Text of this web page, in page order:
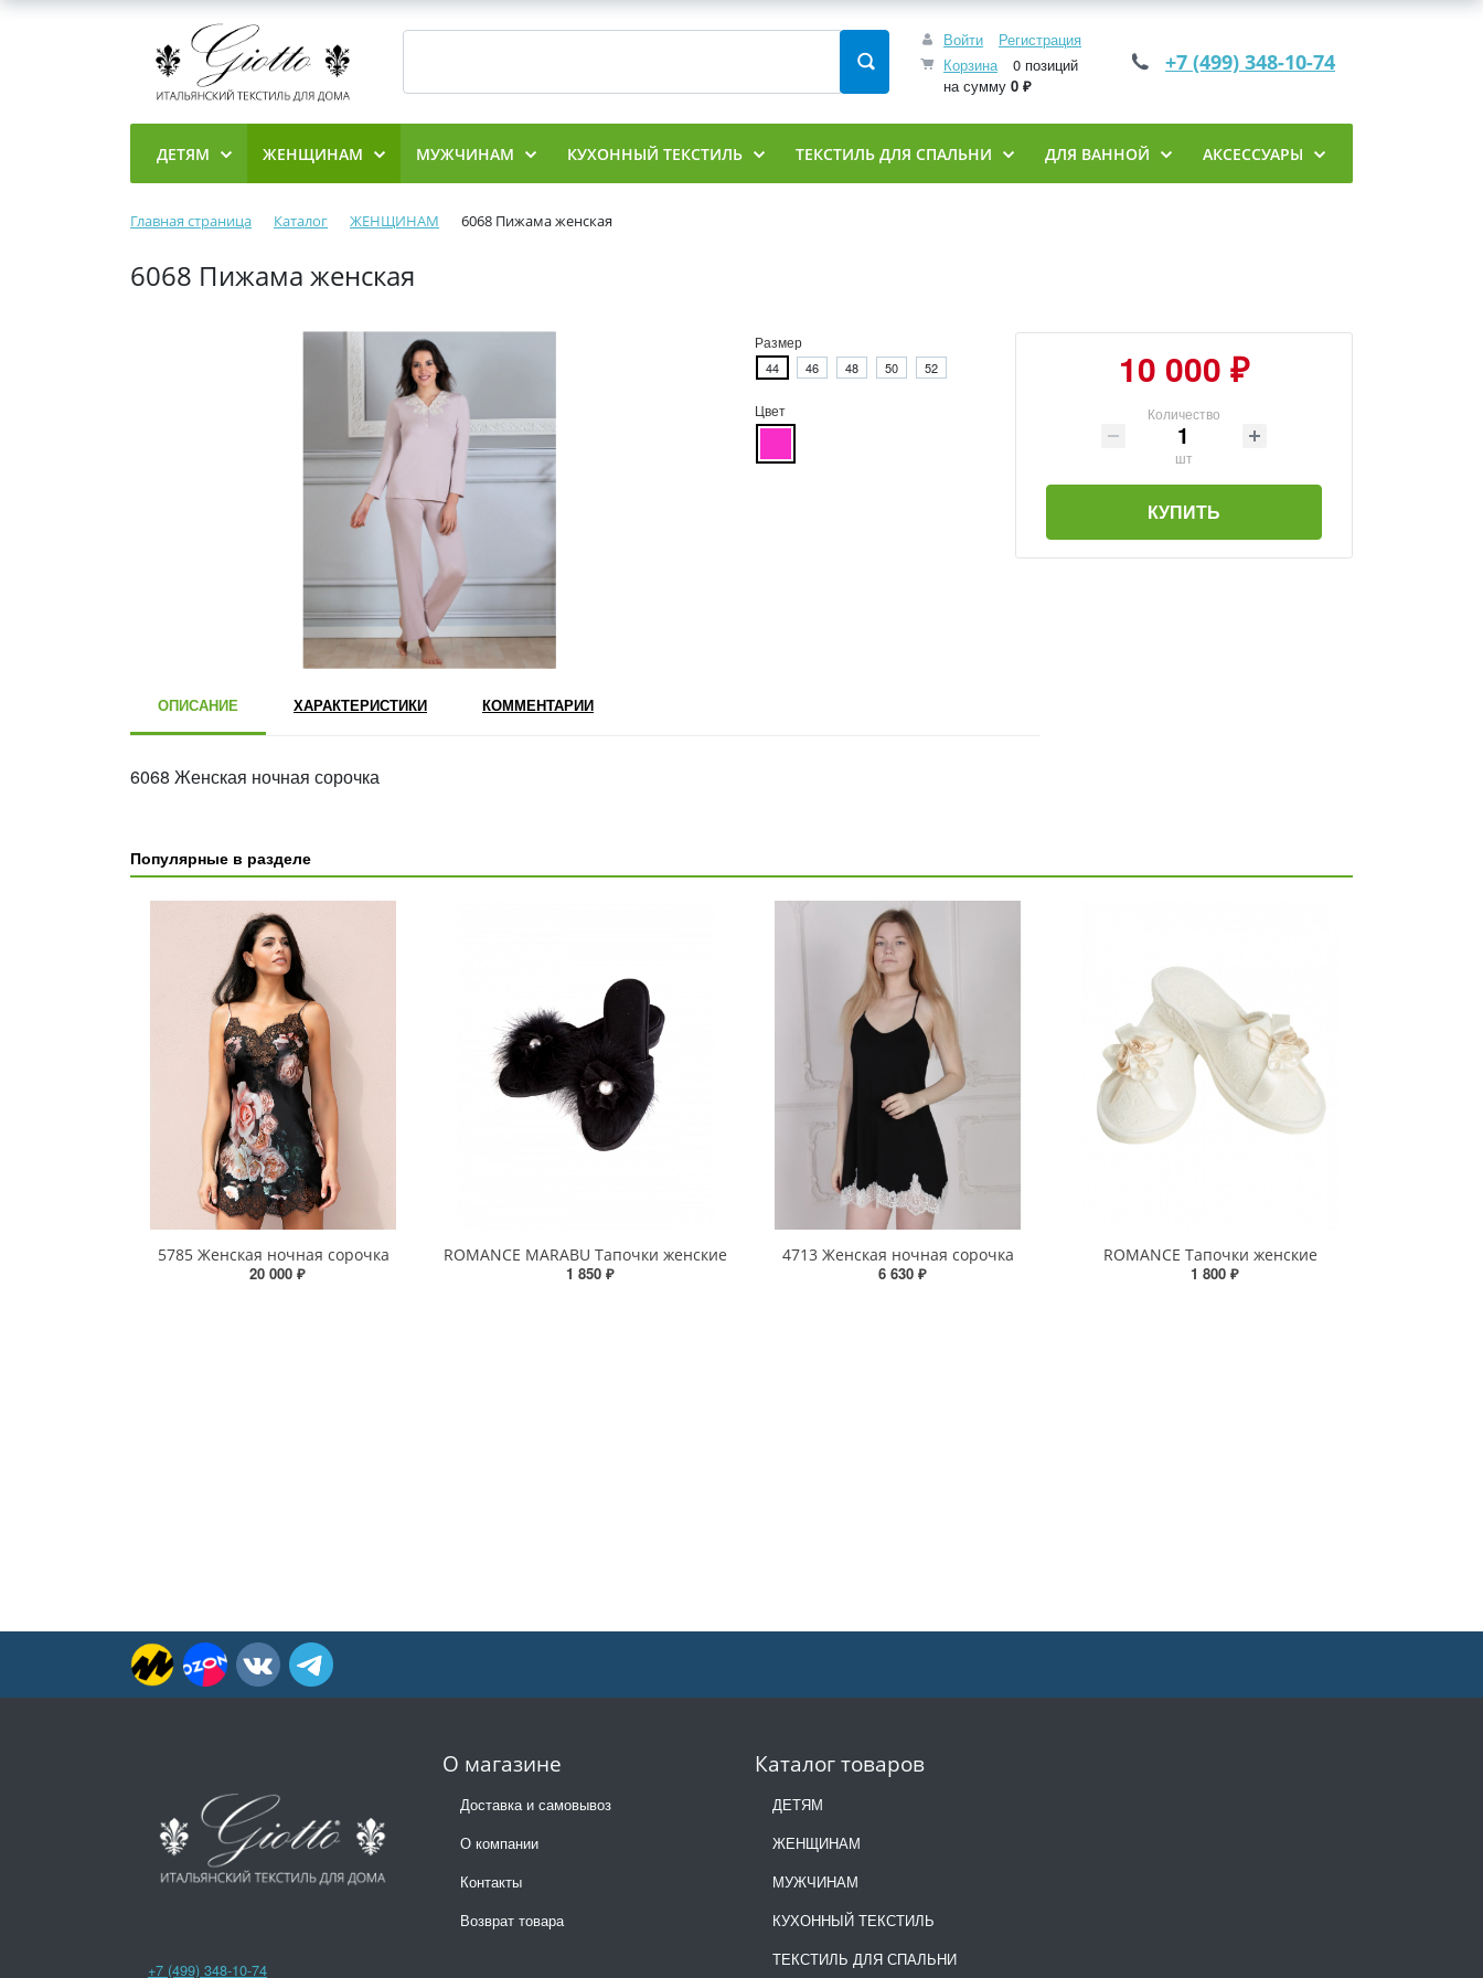
Войти
Регистрация
Корзина
0 позиций
на сумму 0 ₽
+7 (499) 348-10-74
ДЕТЯМ ЖЕНЩИНАМ МУЖЧИНАМ КУХОННЫЙ ТЕКСТИЛЬ ТЕКСТИЛЬ ДЛЯ СПАЛЬНИ ДЛЯ ВАННОЙ АКСЕССУАРЫ
Главная страница Каталог ЖЕНЩИНАМ 6068 Пижама женская
6068 Пижама женская
Размер
44 46 48 50 52
Цвет
10 000 ₽
Количество
шт
КУПИТЬ
ОПИСАНИЕ ХАРАКТЕРИСТИКИ КОММЕНТАРИИ
6068 Женская ночная сорочка
Популярные в разделе
5785 Женская ночная сорочка
20 000 ₽
ROMANCE MARABU Тапочки женские
1 850 ₽
4713 Женская ночная сорочка
6 630 ₽
ROMANCE Тапочки женские
1 800 ₽
О магазине
Доставка и самовывоз
О компании
Контакты
Возврат товара
Каталог товаров
ДЕТЯМ
ЖЕНЩИНАМ
МУЖЧИНАМ
КУХОННЫЙ ТЕКСТИЛЬ
ТЕКСТИЛЬ ДЛЯ СПАЛЬНИ
+7 (499) 348-10-74